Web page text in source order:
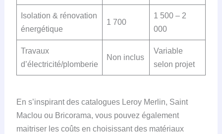
Isolation & rénovation
énergétique
1 700
1 500 – 2
000
Travaux
d’électricité/plomberie
Non inclus
Variable
selon projet
En s’inspirant des catalogues Leroy Merlin, Saint
Maclou ou Bricorama, vous pouvez également
maitriser les coûts en choisissant des matériaux